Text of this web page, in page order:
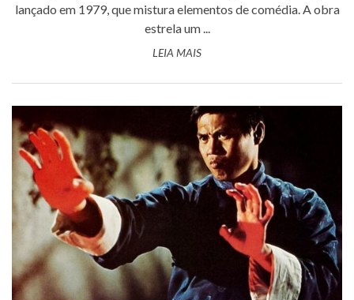
lançado em 1979, que mistura elementos de comédia. A obra
estrela um ...
LEIA MAIS